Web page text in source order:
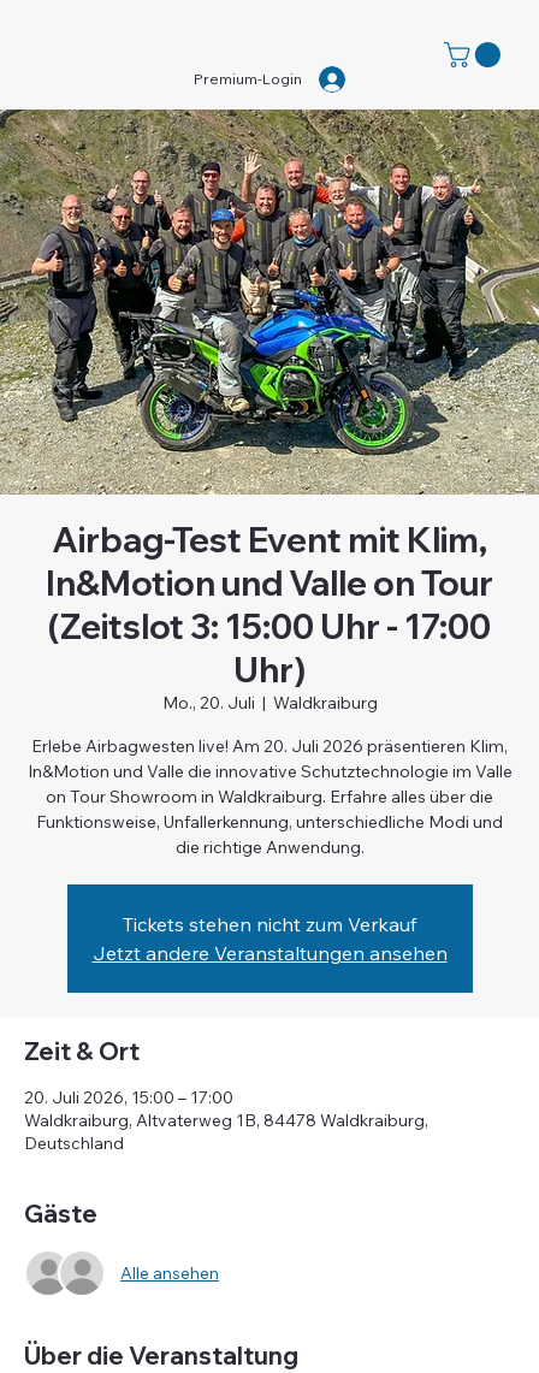
Premium-Login
Airbag-Test Event mit Klim,
In&Motion und Valle on Tour
(Zeitslot 3: 15:00 Uhr - 17:00
Uhr)
Mo., 20. Juli
  |
Waldkraiburg
Erlebe Airbagwesten live! Am 20. Juli 2026 präsentieren Klim,
In&Motion und Valle die innovative Schutztechnologie im Valle
on Tour Showroom in Waldkraiburg. Erfahre alles über die
Funktionsweise, Unfallerkennung, unterschiedliche Modi und
die richtige Anwendung.
Tickets stehen nicht zum Verkauf
Jetzt andere Veranstaltungen ansehen
Zeit & Ort
20. Juli 2026, 15:00 – 17:00
Waldkraiburg, Altvaterweg 1B, 84478 Waldkraiburg,
Deutschland
Gäste
Alle ansehen
Über die Veranstaltung